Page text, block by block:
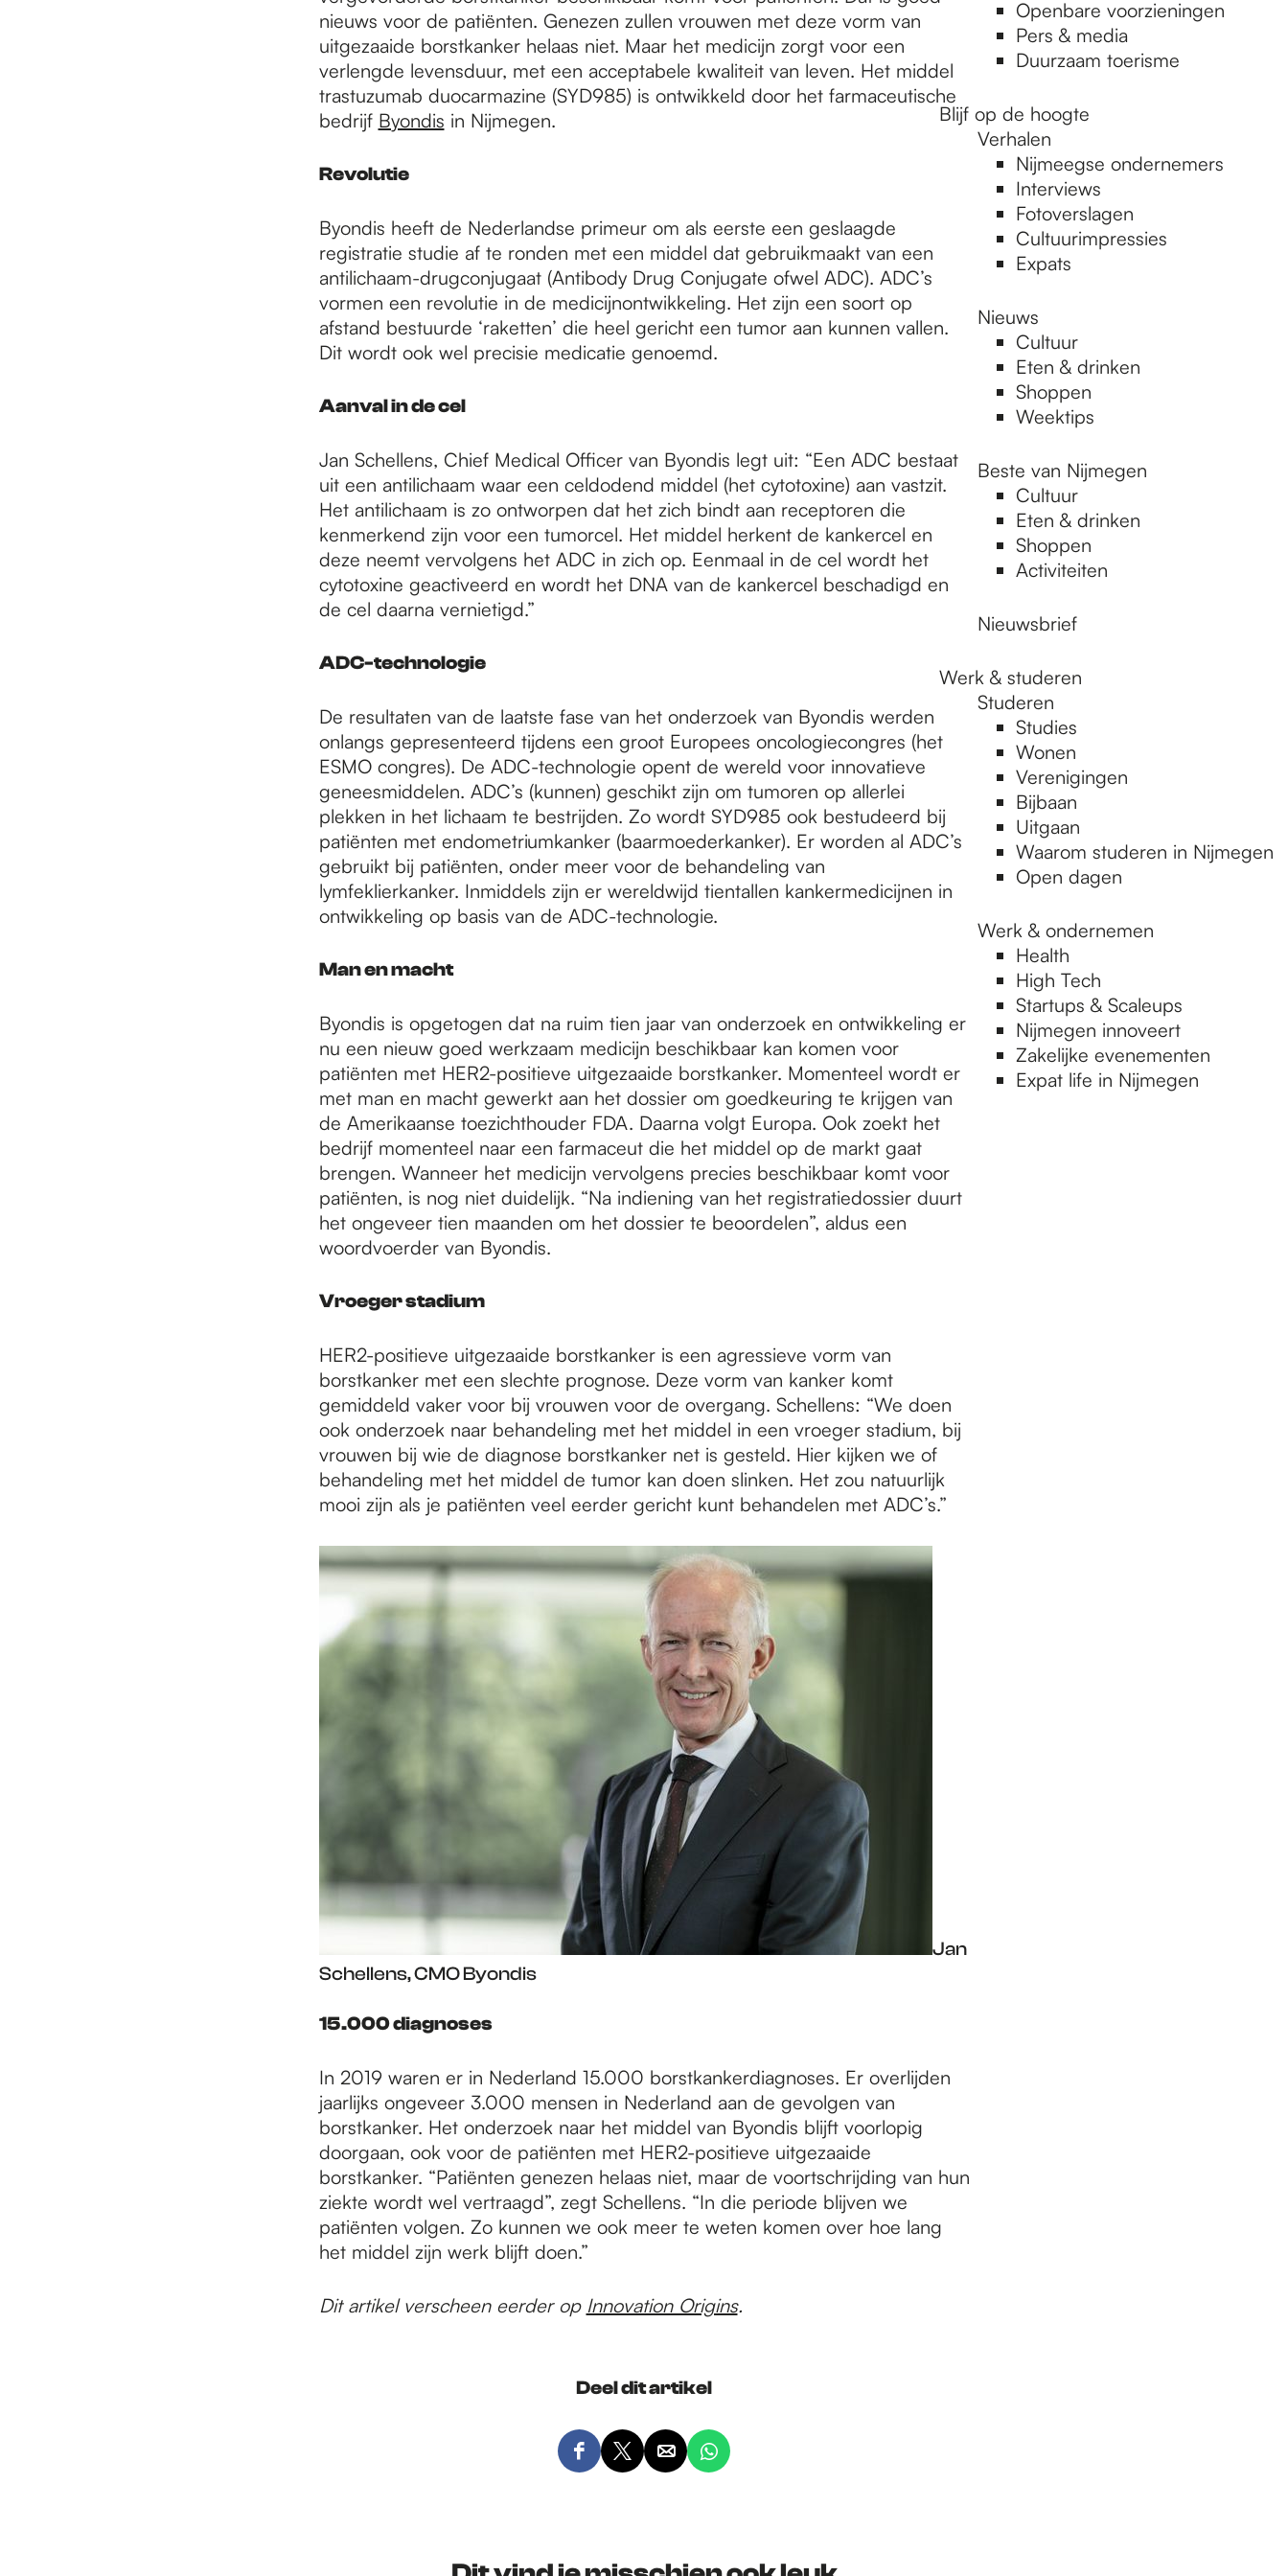
Openbare voorzieningen
Pers & media
Duurzaam toerisme
Blijf op de hoogte
Verhalen
Nijmeegse ondernemers
Interviews
Fotoverslagen
Cultuurimpressies
Expats
Nieuws
Cultuur
Eten & drinken
Shoppen
Weektips
Beste van Nijmegen
Cultuur
Eten & drinken
Shoppen
Activiteiten
Nieuwsbrief
Werk & studeren
Studeren
Studies
Wonen
Verenigingen
Bijbaan
Uitgaan
Waarom studeren in Nijmegen
Open dagen
Werk & ondernemen
Health
High Tech
Startups & Scaleups
Nijmegen innoveert
Zakelijke evenementen
Expat life in Nijmegen
nieuws voor de patiënten. Genezen zullen vrouwen met deze vorm van
uitgezaaide borstkanker helaas niet. Maar het medicijn zorgt voor een
verlengde levensduur, met een acceptabele kwaliteit van leven. Het middel
trastuzumab duocarmazine (SYD985) is ontwikkeld door het farmaceutische
bedrijf Byondis in Nijmegen.
Revolutie
Byondis heeft de Nederlandse primeur om als eerste een geslaagde
registratie studie af te ronden met een middel dat gebruikmaakt van een
antilichaam-drugconjugaat (Antibody Drug Conjugate ofwel ADC). ADC’s
vormen een revolutie in de medicijnontwikkeling. Het zijn een soort op
afstand bestuurde ‘raketten’ die heel gericht een tumor aan kunnen vallen.
Dit wordt ook wel precisie medicatie genoemd.
Aanval in de cel
Jan Schellens, Chief Medical Officer van Byondis legt uit: “Een ADC bestaat
uit een antilichaam waar een celdodend middel (het cytotoxine) aan vastzit.
Het antilichaam is zo ontworpen dat het zich bindt aan receptoren die
kenmerkend zijn voor een tumorcel. Het middel herkent de kankercel en
deze neemt vervolgens het ADC in zich op. Eenmaal in de cel wordt het
cytotoxine geactiveerd en wordt het DNA van de kankercel beschadigd en
de cel daarna vernietigd.”
ADC-technologie
De resultaten van de laatste fase van het onderzoek van Byondis werden
onlangs gepresenteerd tijdens een groot Europees oncologiecongres (het
ESMO congres). De ADC-technologie opent de wereld voor innovatieve
geneesmiddelen. ADC’s (kunnen) geschikt zijn om tumoren op allerlei
plekken in het lichaam te bestrijden. Zo wordt SYD985 ook bestudeerd bij
patiënten met endometriumkanker (baarmoederkanker). Er worden al ADC’s
gebruikt bij patiënten, onder meer voor de behandeling van
lymfeklierkanker. Inmiddels zijn er wereldwijd tientallen kankermedicijnen in
ontwikkeling op basis van de ADC-technologie.
Man en macht
Byondis is opgetogen dat na ruim tien jaar van onderzoek en ontwikkeling er
nu een nieuw goed werkzaam medicijn beschikbaar kan komen voor
patiënten met HER2-positieve uitgezaaide borstkanker. Momenteel wordt er
met man en macht gewerkt aan het dossier om goedkeuring te krijgen van
de Amerikaanse toezichthouder FDA. Daarna volgt Europa. Ook zoekt het
bedrijf momenteel naar een farmaceut die het middel op de markt gaat
brengen. Wanneer het medicijn vervolgens precies beschikbaar komt voor
patiënten, is nog niet duidelijk. “Na indiening van het registratiedossier duurt
het ongeveer tien maanden om het dossier te beoordelen”, aldus een
woordvoerder van Byondis.
Vroeger stadium
HER2-positieve uitgezaaide borstkanker is een agressieve vorm van
borstkanker met een slechte prognose. Deze vorm van kanker komt
gemiddeld vaker voor bij vrouwen voor de overgang. Schellens: “We doen
ook onderzoek naar behandeling met het middel in een vroeger stadium, bij
vrouwen bij wie de diagnose borstkanker net is gesteld. Hier kijken we of
behandeling met het middel de tumor kan doen slinken. Het zou natuurlijk
mooi zijn als je patiënten veel eerder gericht kunt behandelen met ADC’s.”
Jan
Schellens, CMO Byondis
15.000 diagnoses
In 2019 waren er in Nederland 15.000 borstkankerdiagnoses. Er overlijden
jaarlijks ongeveer 3.000 mensen in Nederland aan de gevolgen van
borstkanker. Het onderzoek naar het middel van Byondis blijft voorlopig
doorgaan, ook voor de patiënten met HER2-positieve uitgezaaide
borstkanker. “Patiënten genezen helaas niet, maar de voortschrijding van hun
ziekte wordt wel vertraagd”, zegt Schellens. “In die periode blijven we
patiënten volgen. Zo kunnen we ook meer te weten komen over hoe lang
het middel zijn werk blijft doen.”
Dit artikel verscheen eerder op Innovation Origins.
Deel dit artikel
D
d
D
d
D
d
D
d